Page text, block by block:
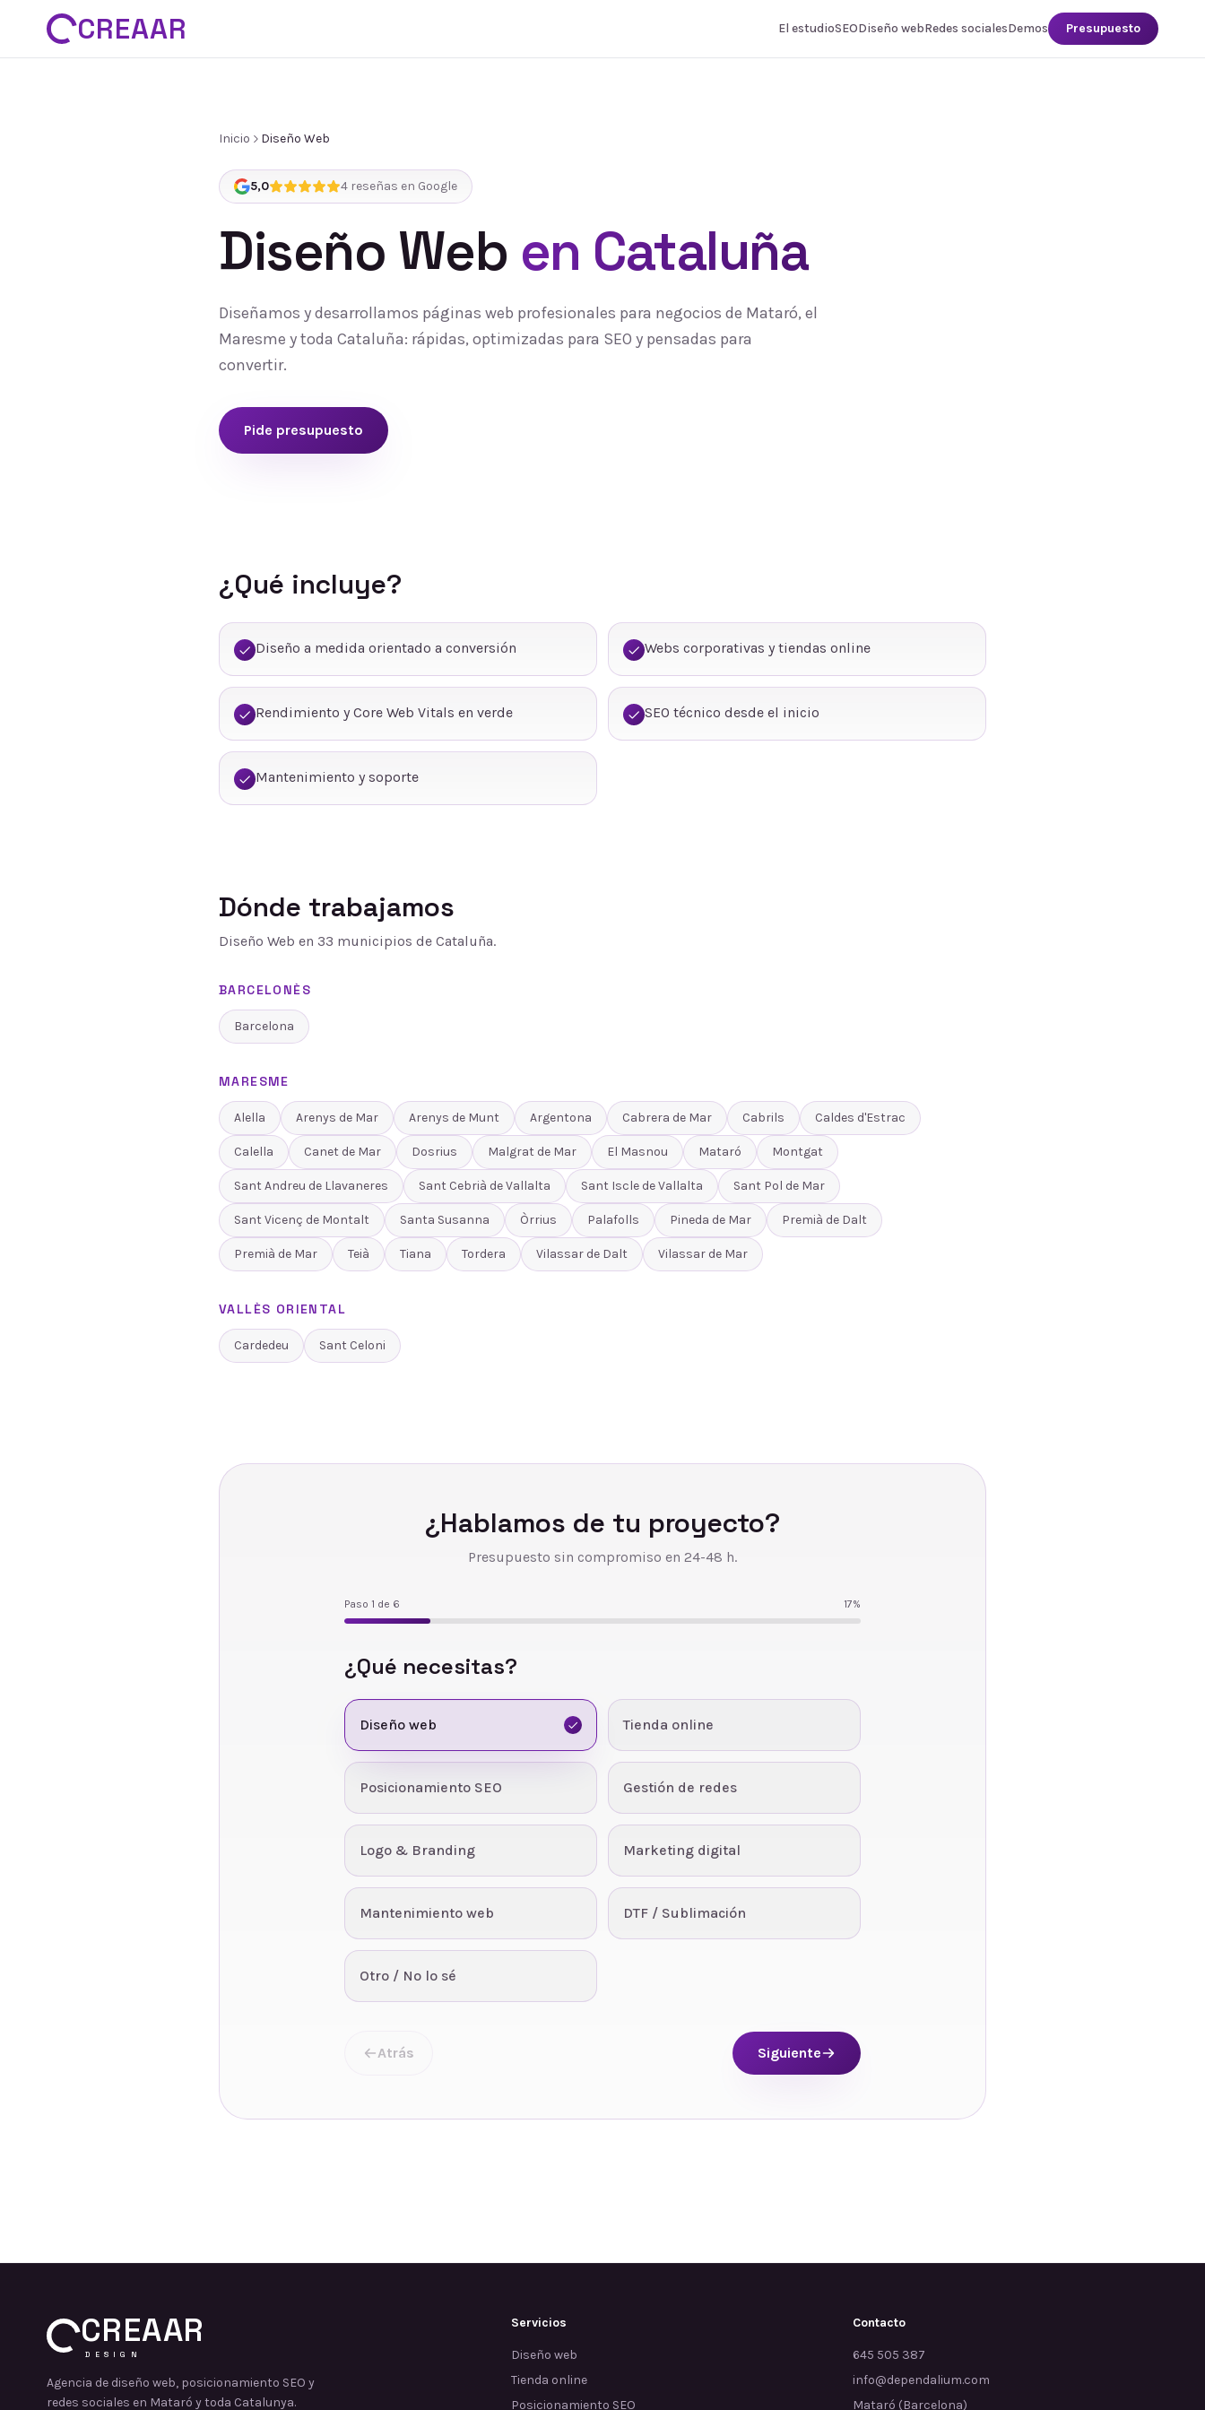
CREAAR El estudioSEODiseño webRedes socialesDemos Presupuesto
Inicio Diseño Web
5,0 4 reseñas en Google
Diseño Web en Cataluña
Diseñamos y desarrollamos páginas web profesionales para negocios de Mataró, el
Maresme y toda Cataluña: rápidas, optimizadas para SEO y pensadas para
convertir.
Pide presupuesto
¿Qué incluye?
Diseño a medida orientado a conversión Webs corporativas y tiendas online
Rendimiento y Core Web Vitals en verde SEO técnico desde el inicio
Mantenimiento y soporte
Dónde trabajamos
Diseño Web en 33 municipios de Cataluña.
BARCELONÈS
Barcelona
MARESME
Alella Arenys de Mar Arenys de Munt Argentona Cabrera de Mar Cabrils Caldes d'Estrac
Calella Canet de Mar Dosrius Malgrat de Mar El Masnou Mataró Montgat
Sant Andreu de Llavaneres Sant Cebrià de Vallalta Sant Iscle de Vallalta Sant Pol de Mar
Sant Vicenç de Montalt Santa Susanna Òrrius Palafolls Pineda de Mar Premià de Dalt
Premià de Mar Teià Tiana Tordera Vilassar de Dalt Vilassar de Mar
VALLÈS ORIENTAL
Cardedeu Sant Celoni
¿Hablamos de tu proyecto?
Presupuesto sin compromiso en 24-48 h.
Paso 1 de 6 17%
¿Qué necesitas?
Diseño web Tienda online
Posicionamiento SEO Gestión de redes
Logo & Branding Marketing digital
Mantenimiento web DTF / Sublimación
Otro / No lo sé
Atrás Siguiente
CREAAR
DESIGN
Agencia de diseño web, posicionamiento SEO y
redes sociales en Mataró y toda Catalunya.
Servicios
Diseño web
Tienda online
Posicionamiento SEO
Contacto
645 505 387
info@dependalium.com
Mataró (Barcelona)